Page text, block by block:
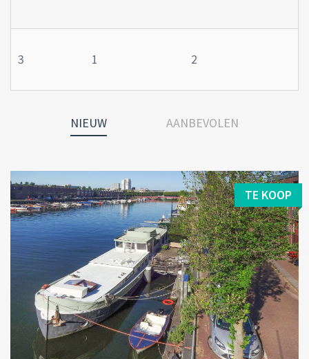
3 1 2
NIEUW AANBEVOLEN
TE KOOP